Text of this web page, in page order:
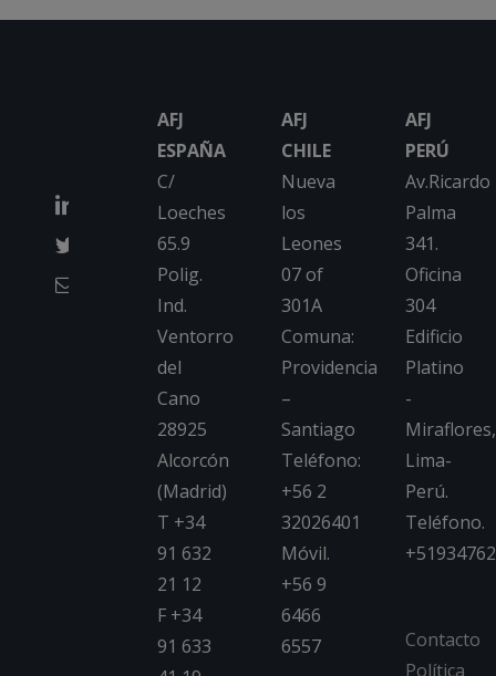
AFJ
ESPAÑA
C/
Loeches
65.9
Polig.
Ind.
Ventorro
del
Cano
28925
Alcorcón
(Madrid)
T +34
91 632
21 12
F +34
91 633
AFJ
CHILE
Nueva
los
Leones
07 of
301A
Comuna:
Providencia
–
Santiago
Teléfono:
+56 2
32026401
Móvil.
+56 9
6466
6557
AFJ
PERÚ
Av.Ricardo
Palma
341.
Oficina
304
Edificio
Platino
-
Miraflores,
Lima-
Perú.
Teléfono.
Contacto
Política